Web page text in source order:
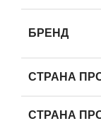
БРЕНД
СТРАНА
СТРАНА